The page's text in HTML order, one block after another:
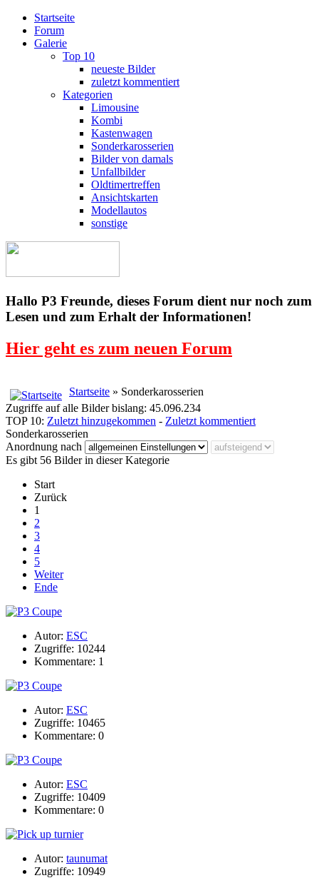
Startseite
Forum
Galerie
Top 10
neueste Bilder
zuletzt kommentiert
Kategorien
Limousine
Kombi
Kastenwagen
Sonderkarosserien
Bilder von damals
Unfallbilder
Oldtimertreffen
Ansichtskarten
Modellautos
sonstige
Hallo P3 Freunde, dieses Forum dient nur noch zum
Lesen und zum Erhalt der Informationen!
Hier geht es zum neuen Forum
Startseite » Sonderkarosserien
Zugriffe auf alle Bilder bislang: 45.096.234
TOP 10: Zuletzt hinzugekommen - Zuletzt kommentiert
Sonderkarosserien
Anordnung nach
Es gibt 56 Bilder in dieser Kategorie
Start
Zurück
1
2
3
4
5
Weiter
Ende
Autor: ESC
Zugriffe: 10244
Kommentare: 1
Autor: ESC
Zugriffe: 10465
Kommentare: 0
Autor: ESC
Zugriffe: 10409
Kommentare: 0
Autor: taunumat
Zugriffe: 10949